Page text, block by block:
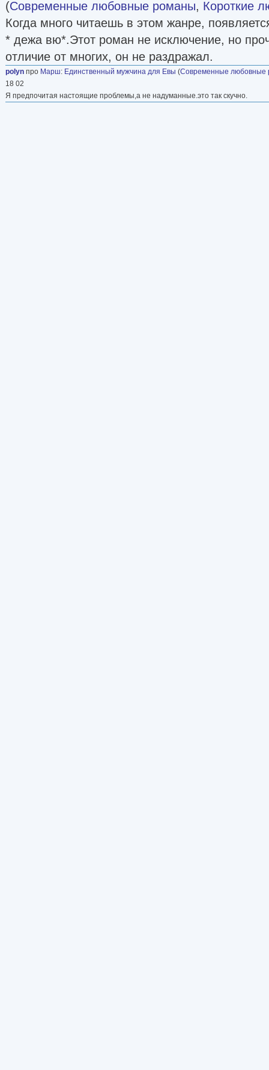
(Современные любовные романы, Короткие
Когда много читаешь в этом жанре,
* дежа вю*.Этот роман не исключение, но
отличие от многих, он не раздражал.
polyn про Марш: Единственный мужчина для Евы (Современные любовные
18 02
Я предпочитая настоящие проблемы,а не надуманные.это так скучно.